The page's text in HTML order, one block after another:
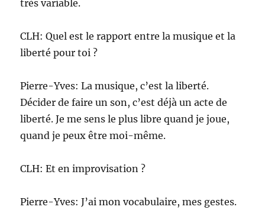
très variable.
CLH: Quel est le rapport entre la musique et la
liberté pour toi ?
Pierre-Yves: La musique, c’est la liberté.
Décider de faire un son, c’est déjà un acte de
liberté. Je me sens le plus libre quand je joue,
quand je peux être moi-même.
CLH: Et en improvisation ?
Pierre-Yves: J’ai mon vocabulaire, mes gestes.